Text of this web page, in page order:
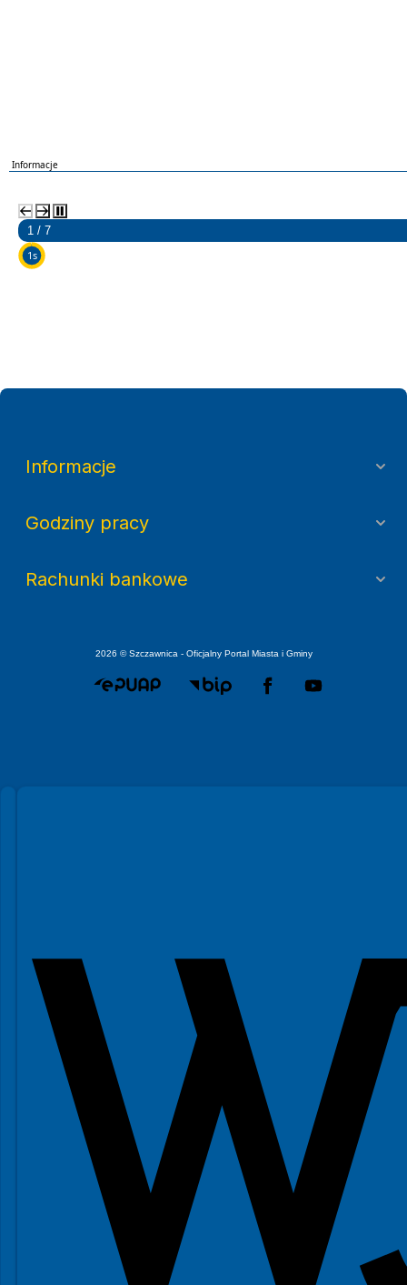
Informacje
2 / 7
5s
Informacje
Godziny pracy
Rachunki bankowe
2026 © Szczawnica - Oficjalny Portal Miasta i Gminy